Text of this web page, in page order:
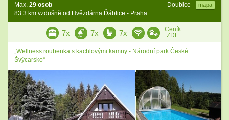
Doubice mapa
Max. 29 osob
83.3 km vzdušně od Hvězdárna Ďáblice - Praha
7x 7x 7x
Ceník
ZDE
„Wellness roubenka s kachlovými kamny - Národní park České
Švýcarsko“